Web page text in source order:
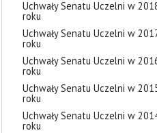
Uchwały Senatu Uczelni w
roku
Uchwały Senatu Uczelni w
roku
Uchwały Senatu Uczelni w
roku
Uchwały Senatu Uczelni w
roku
Uchwały Senatu Uczelni w
roku